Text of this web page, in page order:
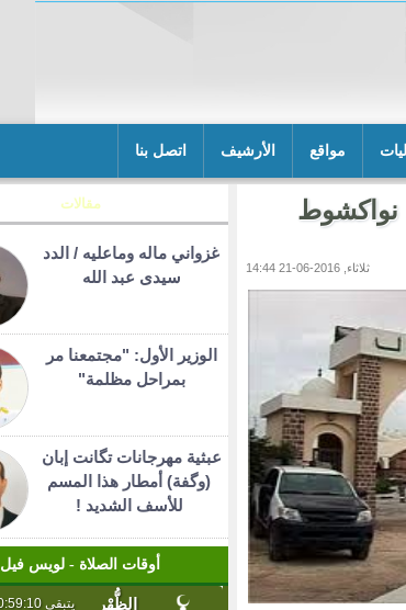
مواقع الأرشيف اتصل بنا
نواكشوط
ثلاثاء, 2016-06-21 14:44
مقالات
غزواني ماله وماعليه / الدد
سيدى عبد الله
الوزير الأول: "مجتمعنا مر
بمراحل مظلمة"
عبثية مهرجانات تگانت إبان
(وگفة) أمطار هذا المسم
للأسف الشديد !
أوقات الصلاة - لويس فيل